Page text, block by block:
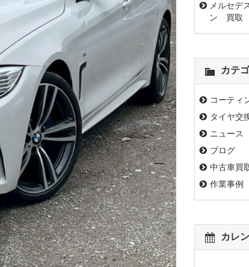
メルセデ
ン 買取
カテ
コーティ
タイヤ交
ニュース
ブログ
中古車買
作業事例
カレ